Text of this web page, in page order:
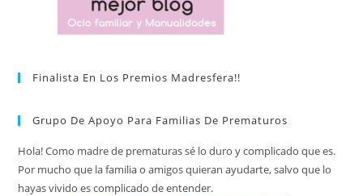
Finalista En Los Premios Madresfera!!
Grupo De Apoyo Para Familias De Prematuros
Hola! Como madre de prematuras sé lo duro y complicado que es.
Por mucho que la familia o amigos quieran ayudarte, salvo que lo
hayas vivido es complicado de entender.